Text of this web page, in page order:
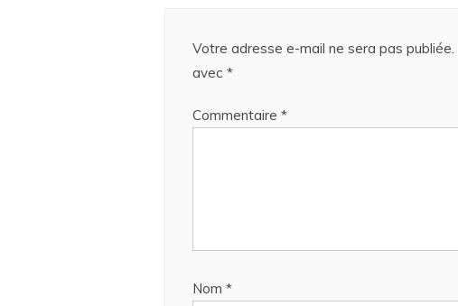
Votre adresse e-mail ne sera pas publiée.
avec *
Commentaire *
Nom *